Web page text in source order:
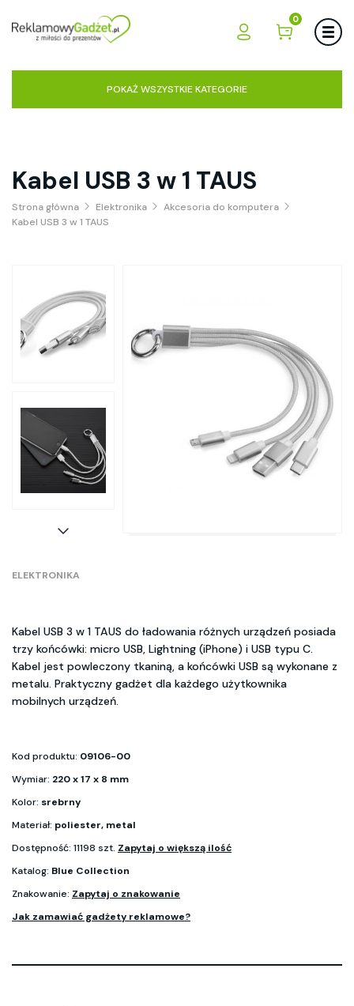
0
POKAŻ WSZYSTKIE KATEGORIE
Kabel USB 3 w 1 TAUS
Strona główna Elektronika
Akcesoria do komputera
Kabel USB 3 w 1 TAUS
ELEKTRONIKA
Kabel USB 3 w 1 TAUS do ładowania różnych urządzeń posiada
trzy końcówki: micro USB, Lightning (iPhone) i USB typu C.
Kabel jest powleczony tkaniną, a końcówki USB są wykonane z
metalu. Praktyczny gadżet dla każdego użytkownika
mobilnych urządzeń.
Kod produktu: 09106-00
Wymiar: 220 x 17 x 8 mm
Kolor: srebrny
Materiał: poliester, metal
Dostępność: 11198 szt. Zapytaj o większą ilość
Katalog: Blue Collection
Znakowanie: Zapytaj o znakowanie
Jak zamawiać gadżety reklamowe?